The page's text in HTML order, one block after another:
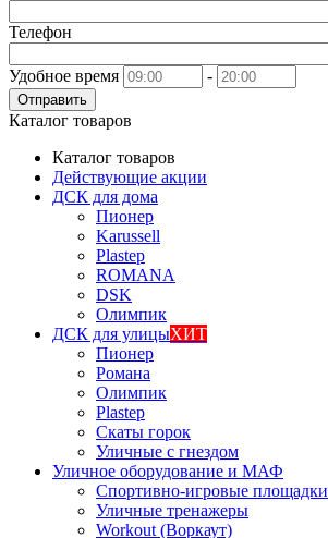
Телефон
Удобное время -
Отправить
Каталог товаров
Каталог товаров
Действующие акции
ДСК для дома
Пионер
Karussell
Plastep
ROMANA
DSK
Олимпик
ДСК для улицыХИТ
Пионер
Романа
Олимпик
Plastep
Скаты горок
Уличные с гнездом
Уличное оборудование и МАФ
Спортивно-игровые площадки
Уличные тренажеры
Workout (Воркаут)